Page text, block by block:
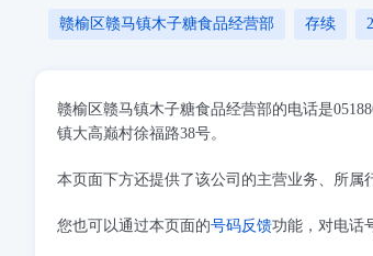
赣榆区赣马镇木子糖食品经营部 存续
赣榆区赣马镇木子糖食品经营部的电话是
镇大高巅村徐福路38号。
本页面下方还提供了该公司的主营业务、所属
您也可以通过本页面的号码反馈功能，对电话